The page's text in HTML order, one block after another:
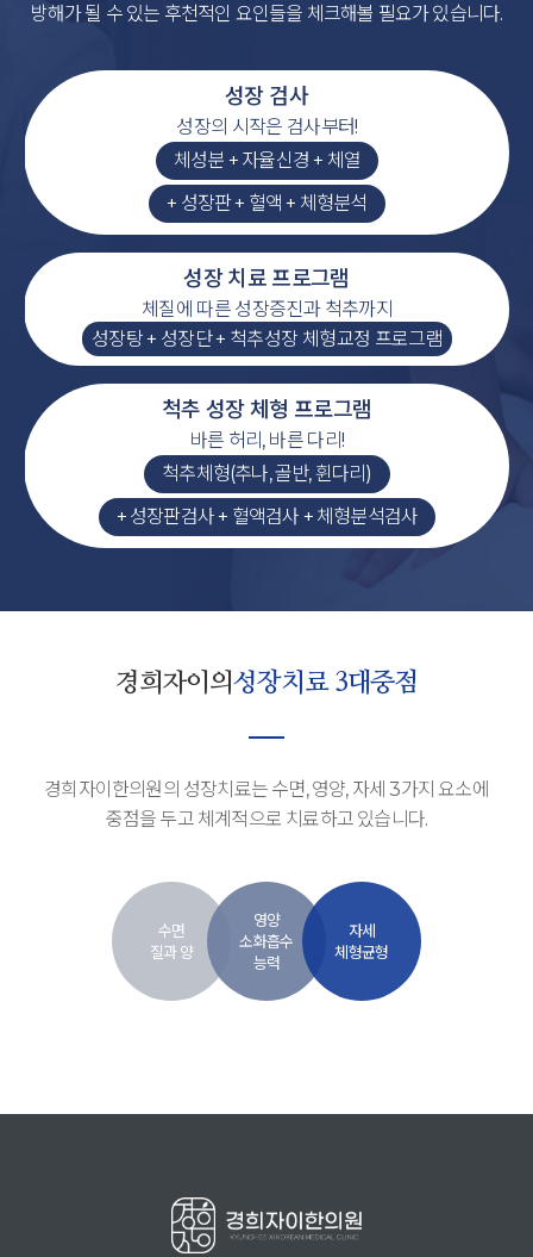
방해가 될 수 있는 후천적인 요인들을 체크해볼 필요가 있습니다.
성장 검사
성장의 시작은 검사부터!
체성분 + 자율신경 + 체열
+ 성장판 + 혈액 + 체형분석
성장 치료 프로그램
체질에 따른 성장증진과 척추까지
성장탕 + 성장단 + 척추성장 체형교정 프로그램
척추 성장 체형 프로그램
바른 허리, 바른 다리!
척추체형(추나, 골반, 휜다리)
+ 성장판검사 + 혈액검사 + 체형분석검사
경희자이의성장치료 3대중점
경희자이한의원의 성장치료는 수면, 영양, 자세 3가지 요소에
중점을 두고 체계적으로 치료하고 있습니다.
수면
질과 양
영양
소화흡수
능력
자세
체형균형